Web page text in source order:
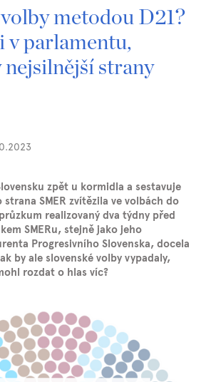
metodou D21?
v parlamentu,
nejsilnější strany
zpět u kormidla a sestavuje
SMER zvítězila ve volbách do
realizovaný dva týdny před
SMERu, stejně jako jeho
Progresivního Slovenska, docela
by ale slovenské volby vypadaly,
rozdat o hlas víc?